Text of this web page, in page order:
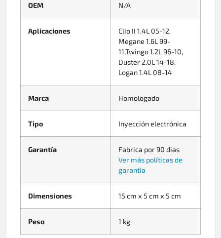
OEM N/A
Aplicaciones
Clio II 1.4L 05-12,
Megane 1.6L 99-
11,Twingo 1.2L 96-10,
Duster 2.0L 14-18,
Logan 1.4L 08-14
Marca Homologado
Tipo Inyección electrónica
Garantía
Fabrica por 90 dias
Ver más políticas de
garantía
Dimensiones 15 cm x 5 cm x 5 cm
Peso 1 kg